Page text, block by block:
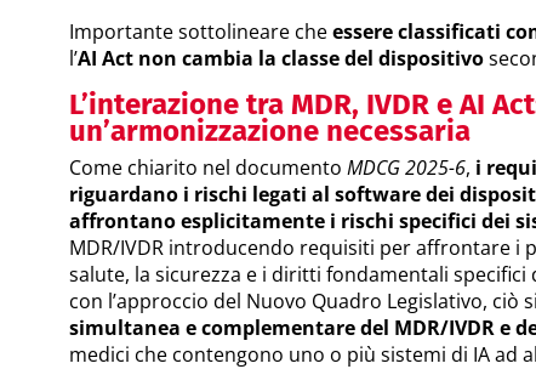
Importante sottolineare cheessere classificati
l’AI Act non cambia la classe del dispositivo
L’interazione tra MDR, IVDR e AI
un’armonizzazione necessaria
Come chiarito nel documento MDCG 2025-6, i
riguardano i rischi legati al software dei
affrontano esplicitamente i rischi specifici dei
MDR/IVDR introducendo requisiti per affrontare i
salute, la sicurezza e i diritti fondamentali specifici
con l’approccio del Nuovo Quadro Legislativo, ciò
simultanea e complementare del MDR/IVDR e
medici che contengono uno o più sistemi di IA ad